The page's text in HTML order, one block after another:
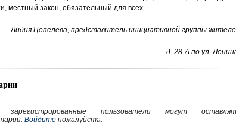
местный закон, обязательный для всех.
Лидия Цепелева, представитель инициативной группы
д. 28-А по ул.
зарегистрированные пользователи могут
Войдитепожалуйста.